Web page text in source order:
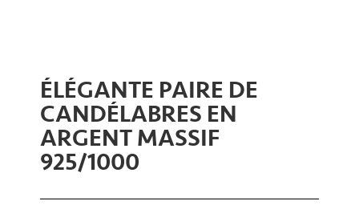
ÉLÉGANTE PAIRE DE
CANDÉLABRES EN
ARGENT MASSIF
925/1000